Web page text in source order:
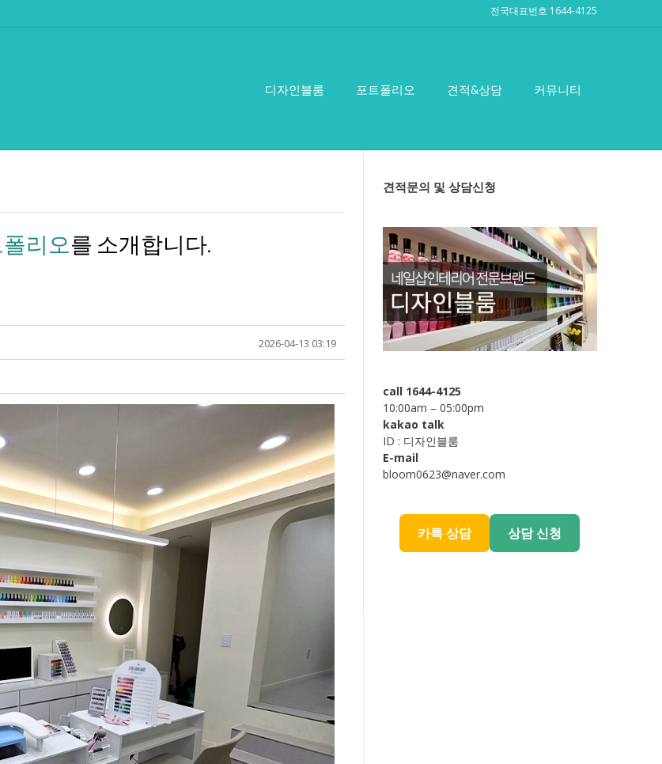
전국대표번호 1644-4125
디자인블룸 포트폴리오 견적&상담 커뮤니티
리오를 소개합니다.
2026-04-13 03:19
견적문의 및 상담신청
call 1644-4125
10:00am – 05:00pm
kakao talk
ID : 디자인블룸
E-mail
bloom0623@naver.com
카톡 상담 상담 신청